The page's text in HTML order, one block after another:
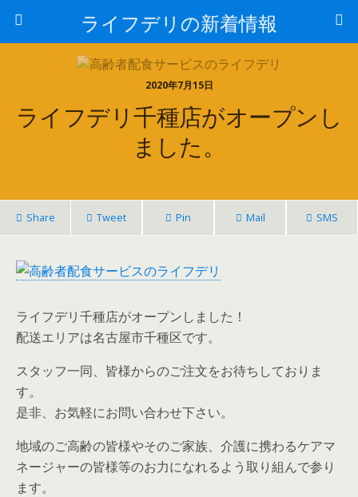
ライフデリの新着情報
2020年7月15日
ライフデリ千種店がオープンし
ました。
Share Tweet Pin Mail SMS
ライフデリ千種店がオープンしました！
配送エリアは名古屋市千種区です。
スタッフ一同、皆様からのご注文をお待ちしておりま
す。
是非、お気軽にお問い合わせ下さい。
地域のご高齢の皆様やそのご家族、介護に携わるケアマ
ネージャーの皆様等のお力になれるよう取り組んで参り
ます。